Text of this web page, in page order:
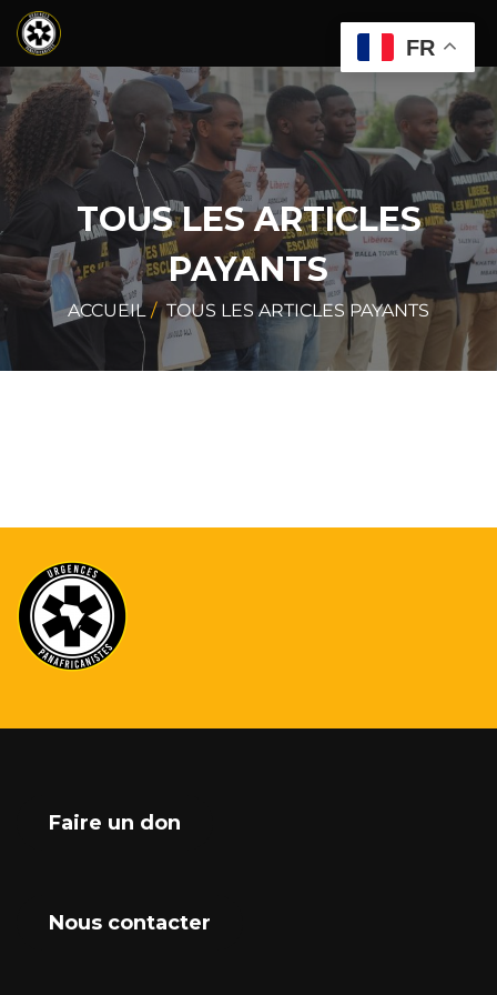
TOUS LES ARTICLES
PAYANTS
ACCUEIL TOUS LES ARTICLES PAYANTS
Faire un don
Nous contacter
FR